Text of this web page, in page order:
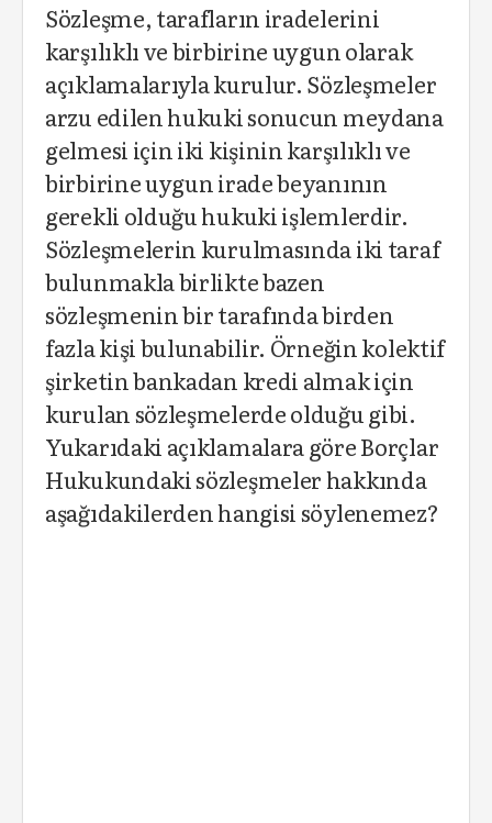
Sözleşme, tarafların iradelerini
karşılıklı ve birbirine uygun olarak
açıklamalarıyla kurulur. Sözleşmeler
arzu edilen hukuki sonucun meydana
gelmesi için iki kişinin karşılıklı ve
birbirine uygun irade beyanının
gerekli olduğu hukuki işlemlerdir.
Sözleşmelerin kurulmasında iki taraf
bulunmakla birlikte bazen
sözleşmenin bir tarafında birden
fazla kişi bulunabilir. Örneğin kolektif
şirketin bankadan kredi almak için
kurulan sözleşmelerde olduğu gibi.
Yukarıdaki açıklamalara göre Borçlar
Hukukundaki sözleşmeler hakkında
aşağıdakilerden hangisi söylenemez?